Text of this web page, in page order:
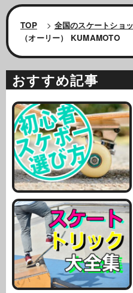
TOP > 全国のスケートショ
（オーリー） KUMAMOTO
おすすめ記事